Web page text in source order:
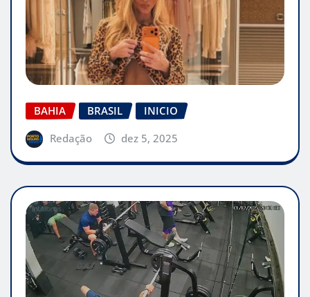
BAHIA BRASIL
INICIO
Redação
dez 5, 2025